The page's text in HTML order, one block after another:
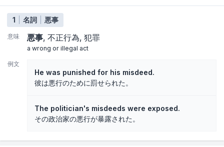
1 名詞 悪事
意味 悪事 不正行為 犯罪
a wrong or illegal act
例文
He was punished for his misdeed.
彼は悪行のために罰せられた。
The politician's misdeeds were exposed.
その政治家の悪行が暴露された。